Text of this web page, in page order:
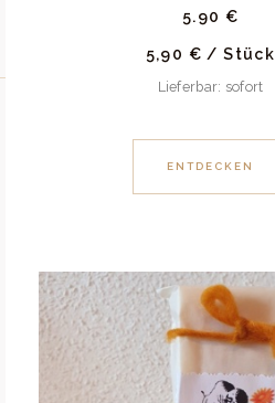
5.90 €
5,90 € /Stück
Lieferbar: sofort
ENTDECKEN